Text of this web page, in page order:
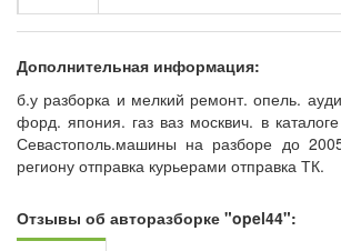
KadeTT
1.3i CAT (60 Hp) (E) CC
KadeTT
1.6 D (54 Hp) (E) Combo
KadeTT
1.6 D (55 Hp) (E) CC
KadeTT
Kadett E CC 1.3 N (60 Hp) (60
Omega
2.0i (116 Hp) (B) Caravan
Дополнительная информация:
б.у разборка и мелкий ремонт. опель.
форд. япония. газ ваз москвич. в
Севастополь.машины на разборе до
региону отправка курьерами отправка ТК.
Отзывы об авторазборке "opel44":